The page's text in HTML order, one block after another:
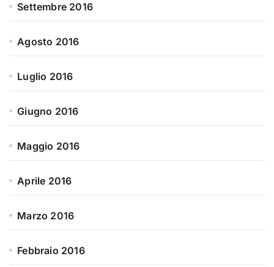
Settembre 2016
Agosto 2016
Luglio 2016
Giugno 2016
Maggio 2016
Aprile 2016
Marzo 2016
Febbraio 2016